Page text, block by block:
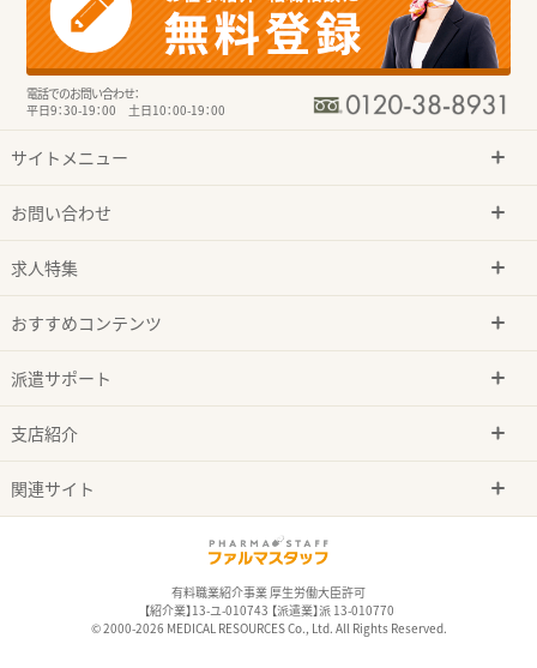
電話でのお問い合わせ：
平日9：30-19：00 土日10：00-19：00
サイトメニュー
お問い合わせ
求人特集
おすすめコンテンツ
派遣サポート
支店紹介
関連サイト
有料職業紹介事業 厚生労働大臣許可
【紹介業】13-ユ-010743 【派遣業】派 13-010770
© 2000-2026 MEDICAL RESOURCES Co., Ltd. All Rights Reserved.